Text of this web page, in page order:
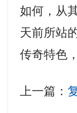
如何，从
天前所站
传奇特色
上一篇：